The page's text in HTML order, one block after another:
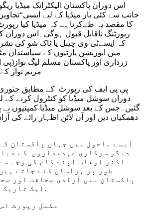
اس دوران پاکستان الیکٹرانک میڈیا
جانب سے کئی بار میڈیا کے لیے
کا مقصد یہ طےکرناہے کہ میڈیا کیا
رپورٹنگ ناقابل قبول ہوگی۔اس دوران
کہ ایسےٹی وی چینل یا ٹاک شو کی
میں اپوزیشن پارٹیوں کے
زرداری اور پاکستان مسلم لیگ
دوران سوشل میڈیا کو کنٹرول کرنے کے
گئیں۔جس کے بعد سوشل میڈیا کمپنیوں نے
دھمکیاں دیں اور آن لائن اظہار رائے کی
ایسے ماحول میں جہاں پاکستان
دیگر سرکاری عہدیداروں کے
اکثر اوقات اپنے کام کی وجہ
طور پر ہراساں کئے جاتے
پاکستان میں آزادی صحافت اور
ایک تاریک پہلو پیش کرتے ہیں.
:مکمل رپورٹ